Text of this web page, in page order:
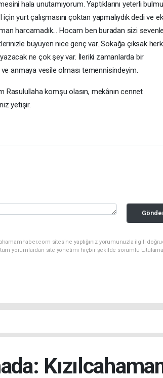
hala unutamıyorum. Yaptıklarını yeterli
yurt çalışmasını çoktan yapmalıydık dedi ve
harcamadık… Hocam ben buradan sizi
büyüyen nice genç var. Sokağa çıksak
ne çok şey var. İleriki zamanlarda bir
anmaya vesile olması temennisindeyim.
Rasulullaha komşu olasın, mekânın cennet
yetişir.
sitesine yaptığınız yorumunuzla ilgili
tüm yorumlardan site yönetimi hiçbir şekilde sorumlu